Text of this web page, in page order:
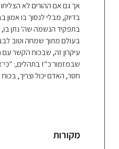
אך גם אם ההורים לא
בדיוק, מבלי לנסוך בו אמון
בתפקיד הנשמה שה' נתן בו,
בעולם מתוך שמחה וטוב
עיקרון זה, שבכוח הקשר עם
שבמזמור כ"ז בתהלים,:
חסר, האדם יכול וצריך,
מקורות